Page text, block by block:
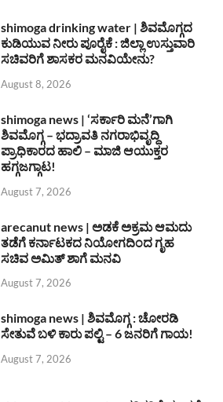
shimoga drinking water | ಶಿವಮೊಗ್ಗದ
ಕುಡಿಯುವ ನೀರು ಪೂರೈಕೆ : ಜಿಲ್ಲಾ ಉಸ್ತುವಾರಿ
ಸಚಿವರಿಗೆ ಶಾಸಕರ ಮನವಿಯೇನು?
August 8, 2026
shimoga news | ‘ಸರ್ಕಾರಿ ಮನೆ’ಗಾಗಿ
ಶಿವಮೊಗ್ಗ – ಭದ್ರಾವತಿ ನಗರಾಭಿವೃದ್ದಿ
ಪ್ರಾಧಿಕಾರದ ಹಾಲಿ – ಮಾಜಿ ಆಯುಕ್ತರ
ಹಗ್ಗಜಗ್ಗಾಟ!
August 7, 2026
arecanut news | ಅಡಕೆ ಅಕ್ರಮ ಆಮದು
ತಡೆಗೆ ಕರ್ನಾಟಕದ ನಿಯೋಗದಿಂದ ಗೃಹ
ಸಚಿವ ಅಮಿತ್ ಶಾಗೆ ಮನವಿ
August 7, 2026
shimoga news | ಶಿವಮೊಗ್ಗ : ಚೋರಡಿ
ಸೇತುವೆ ಬಳಿ ಕಾರು ಪಲ್ಟಿ – 6 ಜನರಿಗೆ ಗಾಯ!
August 7, 2026